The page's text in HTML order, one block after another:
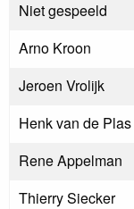
Niet gespeeld
Arno Kroon
Jeroen Vrolijk
Henk van de Plas
Rene Appelman
Thierry Siecker